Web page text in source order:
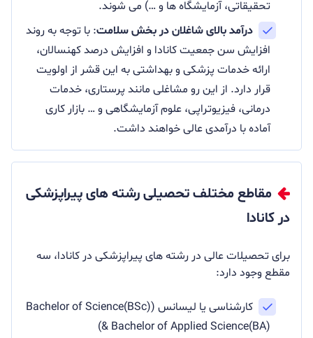
تحقیقاتی، آزمایشگاه ها و …) می شوند.
درآمد بالای شاغلان در بخش سلامت: با توجه به روند
افزایش سن جمعیت کانادا و افزایش درصد کهنسالان،
ارائه خدمات پزشکی و بهداشتی به این قشر از اولویت
قرار دارد. از این رو مشاغلی مانند پرستاری، خدمات
درمانی، فیزیوتراپی، علوم آزمایشگاهی و … بازار کاری
آماده با درآمدی عالی خواهند داشت.
مقاطع مختلف تحصیلی رشته های پیراپزشکی
در کانادا
برای تحصیلات عالی در رشته های پیراپزشکی در کانادا، سه
مقطع وجود دارد:
کارشناسی یا لیسانس (Bachelor of Science(BSc)
& Bachelor of Applied Science(BA))